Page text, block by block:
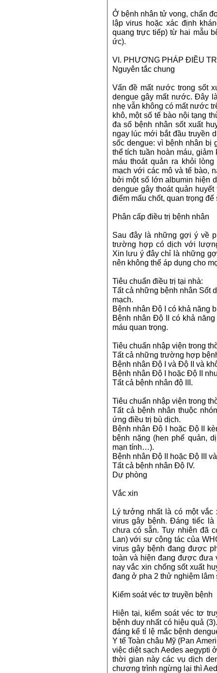
Ở bệnh nhân tử vong, chẩn
lập virus hoặc xác định
quang trực tiếp) từ hai mẫu
ức).
VI. PHƯƠNG PHÁP ĐIỀU
Nguyên tắc chung
Vấn đề mất nước trong sốt
dengue gây mất nước. Đây
nhẹ vẫn không có mất nước
khô, một số tế bào nội tạng
đa số bệnh nhân sốt xuất
ngay lúc mới bắt đầu truyền
sốc dengue: vì bệnh nhân bị
thể tích tuần hoàn máu,
máu thoát quản ra khỏi
mạch với các mô và tế bào,
bởi một số lớn albumin hiện
dengue gây thoát quản
điểm mấu chốt, quan trọng
Phân cấp điều trị bệnh nhân
Sau đây là những gợi ý về
trường hợp có dịch với
Xin lưu ý đây chỉ là những
nên không thể áp dụng cho
Tiêu chuẩn điều trị tại nhà:
Tất cả những bệnh nhân Sốt
mạch.
Bệnh nhân Độ I có khả năng
Bệnh nhân Độ II có khả
máu quan trọng.
Tiêu chuẩn nhập viện trong
Tất cả những trường hợp
Bệnh nhân Độ I và Độ II và
Bệnh nhân Độ I hoặc Độ II
Tất cả bệnh nhân độ III.
Tiêu chuẩn nhập viện trong
Tất cả bệnh nhân thuộc
ứng điều trị bù dịch.
Bệnh nhân Độ I hoặc Độ II
bệnh nặng (hen phế quản,
mạn tính…).
Bệnh nhân Độ II hoặc Độ III
Tất cả bệnh nhân Độ IV.
Dự phòng
Vắc xin
Lý tưởng nhất là có một vắc
virus gây bệnh. Đáng tiếc
chưa có sẵn. Tuy nhiên đã
Lan) với sự cộng tác của
virus gây bệnh đang được
toàn và hiện đang được đưa
nay vắc xin chống sốt xuất
đang ở pha 2 thử nghiệm lâm
Kiểm soát véc tơ truyền bệnh
Hiện tại, kiểm soát véc tơ
bệnh duy nhất có hiệu quả
đáng kể tỉ lệ mắc bệnh
Y tế Toàn châu Mỹ (Pan
việc diệt sạch Aedes aegypti
thời gian này các vụ dịch
chương trình ngừng lại thì